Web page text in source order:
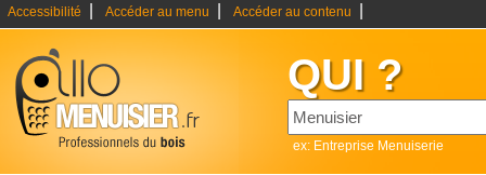
Accessibilité Accéder au menu Accéder au contenu
QUI ?
ex: Entreprise Menuiserie